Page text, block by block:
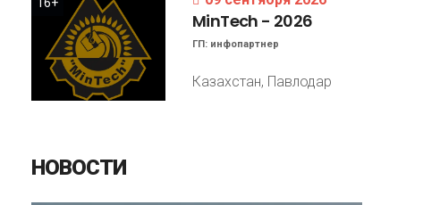
MinTech - 2026
ГП: инфопартнер
Казахстан, Павлодар
НОВОСТИ